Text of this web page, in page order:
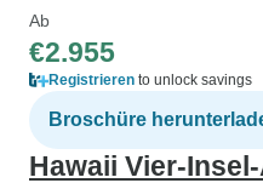
Ab
€2.955
Registrieren to unlock savings
Broschüre
Hawaii Vier-